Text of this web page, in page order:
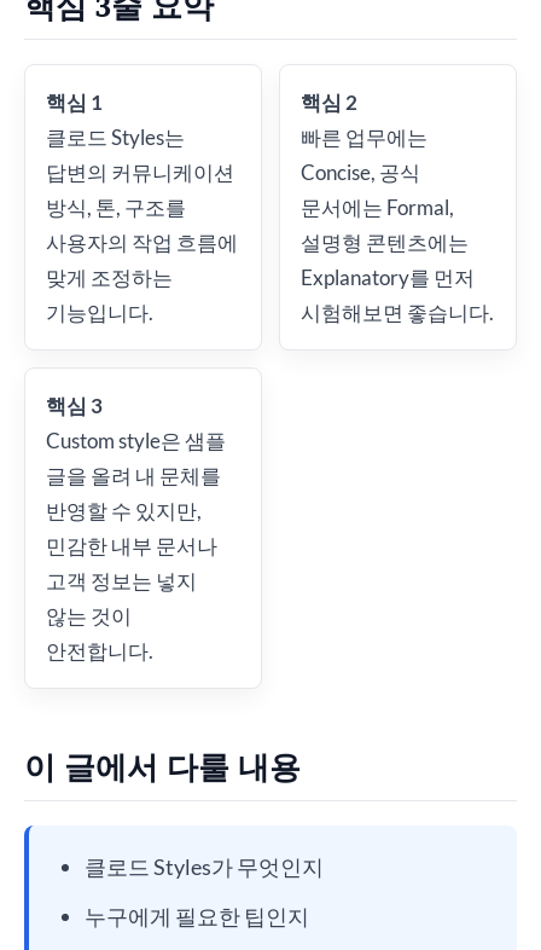
핵심 1
클로드 Styles는
답변의 커뮤니케이션
방식, 톤, 구조를
사용자의 작업 흐름에
맞게 조정하는
기능입니다.
핵심 2
빠른 업무에는
Concise, 공식
문서에는 Formal,
설명형 콘텐츠에는
Explanatory를 먼저
시험해보면 좋습니다.
핵심 3
Custom style은 샘플
글을 올려 내 문체를
반영할 수 있지만,
민감한 내부 문서나
고객 정보는 넣지
않는 것이
안전합니다.
이 글에서 다룰 내용
클로드 Styles가 무엇인지
누구에게 필요한 팁인지